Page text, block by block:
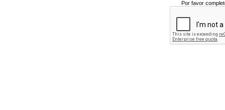
Por favor